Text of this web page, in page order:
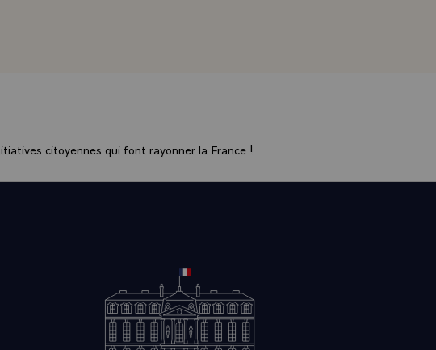
la distance est grande, qu'il y a beaucoup de travaux en perspective et
pas la seule ville qui souffre de cette situation, puisque c'est au
parlé avec le Premier ministre, le gouvernement s'en préoccupe.
c'est une préoccupation essentielle. J'espère qu'un jour, on pourra dire
de Bretagne auront bénéficié de cet apport européen. Cette population
car, après tout, pour la construction de l'Europe, si l'on n'avait pas
citoyennes qui font rayonner la France !